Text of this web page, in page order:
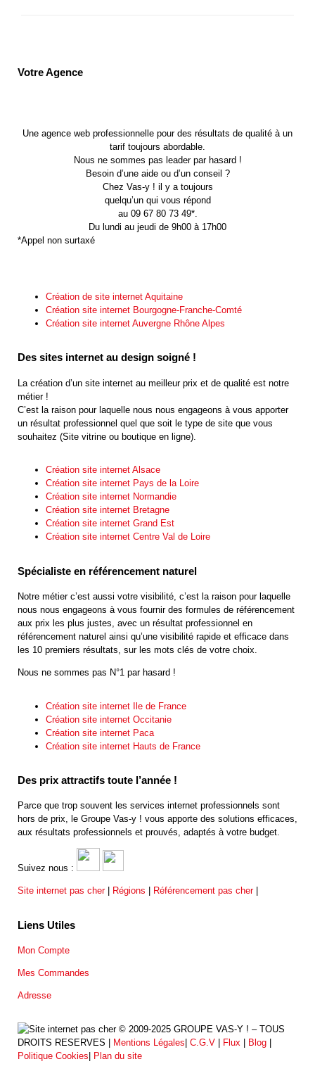
Votre Agence
Une agence web professionnelle pour des résultats de qualité à un
tarif toujours abordable.
Nous ne sommes pas leader par hasard !
Besoin d’une aide ou d’un conseil ?
Chez Vas-y ! il y a toujours
quelqu’un qui vous répond
au 09 67 80 73 49*.
Du lundi au jeudi de 9h00 à 17h00
*Appel non surtaxé
Création de site internet Aquitaine
Création site internet Bourgogne-Franche-Comté
Création site internet Auvergne Rhône Alpes
Des sites internet au design soigné !
La création d’un site internet au meilleur prix et de qualité est notre
métier !
C’est la raison pour laquelle nous nous engageons à vous apporter
un résultat professionnel quel que soit le type de site que vous
souhaitez (Site vitrine ou boutique en ligne).
Création site internet Alsace
Création site internet Pays de la Loire
Création site internet Normandie
Création site internet Bretagne
Création site internet Grand Est
Création site internet Centre Val de Loire
Spécialiste en référencement naturel
Notre métier c’est aussi votre visibilité, c’est la raison pour laquelle
nous nous engageons à vous fournir des formules de référencement
aux prix les plus justes, avec un résultat professionnel en
référencement naturel ainsi qu’une visibilité rapide et efficace dans
les 10 premiers résultats, sur les mots clés de votre choix.
Nous ne sommes pas N°1 par hasard !
Création site internet Ile de France
Création site internet Occitanie
Création site internet Paca
Création site internet Hauts de France
Des prix attractifs toute l’année !
Parce que trop souvent les services internet professionnels sont
hors de prix, le Groupe Vas-y ! vous apporte des solutions efficaces,
aux résultats professionnels et prouvés, adaptés à votre budget.
Suivez nous :
Site internet pas cher| Régions Référencement pas cher|
Liens Utiles
Mon Compte
Mes Commandes
Adresse
© 2009-2025 GROUPE VAS-Y ! – TOUS
DROITS RESERVES |
Mentions Légales C.G.V Flux Blog
Politique Cookies
Plan du site